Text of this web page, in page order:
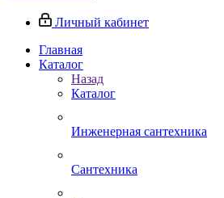
Личный кабинет
Главная
Каталог
Назад
Каталог
Инженерная сантехника
Сантехника